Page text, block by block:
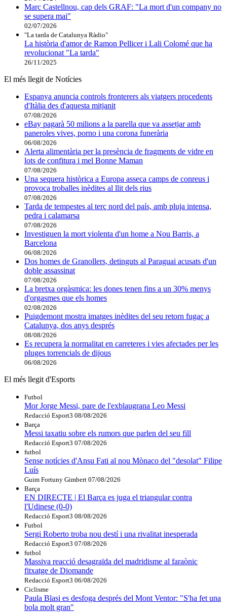
Marc Castellnou, cap dels GRAF: "La mort d'un company no
se supera mai"
02/07/2026
"La tarda de Catalunya Ràdio"
La història d'amor de Ramon Pellicer i Lali Colomé que ha
revolucionat "La tarda"
26/11/2025
El més llegit de Notícies
Espanya anuncia controls fronterers als viatgers procedents
d'Itàlia des d'aquesta mitjanit
07/08/2026
eBay pagarà 50 milions a la parella que va assetjar amb
paneroles vives, porno i una corona funerària
06/08/2026
Alerta alimentària per la presència de fragments de vidre en
lots de confitura i mel Bonne Maman
07/08/2026
Una sequera històrica a Europa asseca camps de conreus i
provoca troballes inèdites al llit dels rius
07/08/2026
Tarda de tempestes al terç nord del país, amb pluja intensa,
pedra i calamarsa
07/08/2026
Investiguen la mort violenta d'un home a Nou Barris, a
Barcelona
06/08/2026
Dos homes de Granollers, detinguts al Paraguai acusats d'un
doble assassinat
07/08/2026
La bretxa orgàsmica: les dones tenen fins a un 30% menys
d'orgasmes que els homes
02/08/2026
Puigdemont mostra imatges inèdites del seu retorn fugaç a
Catalunya, dos anys després
08/08/2026
Es recupera la normalitat en carreteres i vies afectades per les
pluges torrencials de dijous
06/08/2026
El més llegit d'Esports
Futbol
Mor Jorge Messi, pare de l'exblaugrana Leo Messi
Redacció Esport3 08/08/2026
Barça
Messi taxatiu sobre els rumors que parlen del seu fill
Redacció Esport3 07/08/2026
futbol
Sense notícies d'Ansu Fati al nou Mònaco del "desolat" Filipe
Luís
Guim Fortuny Gimbert 07/08/2026
Barça
EN DIRECTE | El Barça es juga el triangular contra
l'Udinese (0-0)
Redacció Esport3 08/08/2026
Futbol
Sergi Roberto troba nou destí i una rivalitat inesperada
Redacció Esport3 07/08/2026
futbol
Massiva reacció desagraïda del madridisme al faraònic
fitxatge de Diomande
Redacció Esport3 06/08/2026
Ciclisme
Paula Blasi es desfoga després del Mont Ventor: "S'ha fet una
bola molt gran"